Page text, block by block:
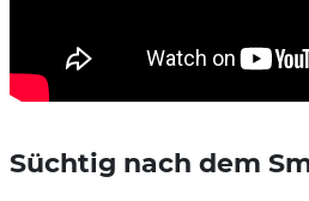
Süchtig nach dem